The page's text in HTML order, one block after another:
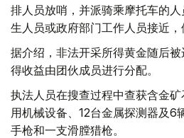
排人员放哨，并派骑乘摩托车的
生人员或政府部门工作人员接近，
据介绍，非法开采所得黄金随后
得收益由团伙成员进行分配。
执法人员在搜查过程中查获含金
用机械设备、12台金属探测器及6
手枪和一支滑膛猎枪。